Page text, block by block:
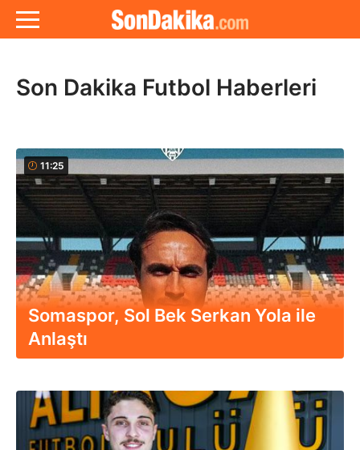
Son Dakika Futbol Haberleri
11:25
Somaspor, Sol Bek Serkan Yola ile
Anlaştı
11:25